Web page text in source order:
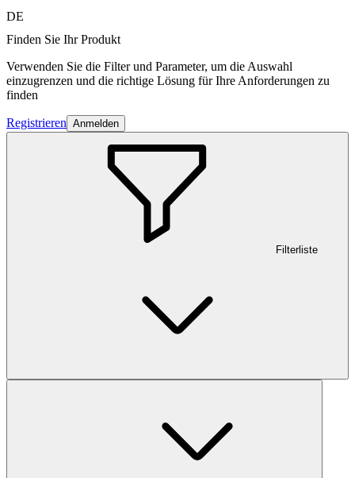
DE
Finden Sie Ihr Produkt
Verwenden Sie die Filter und Parameter, um die Auswahl
einzugrenzen und die richtige Lösung für Ihre Anforderungen zu
finden
Registrieren Anmelden
Filterliste